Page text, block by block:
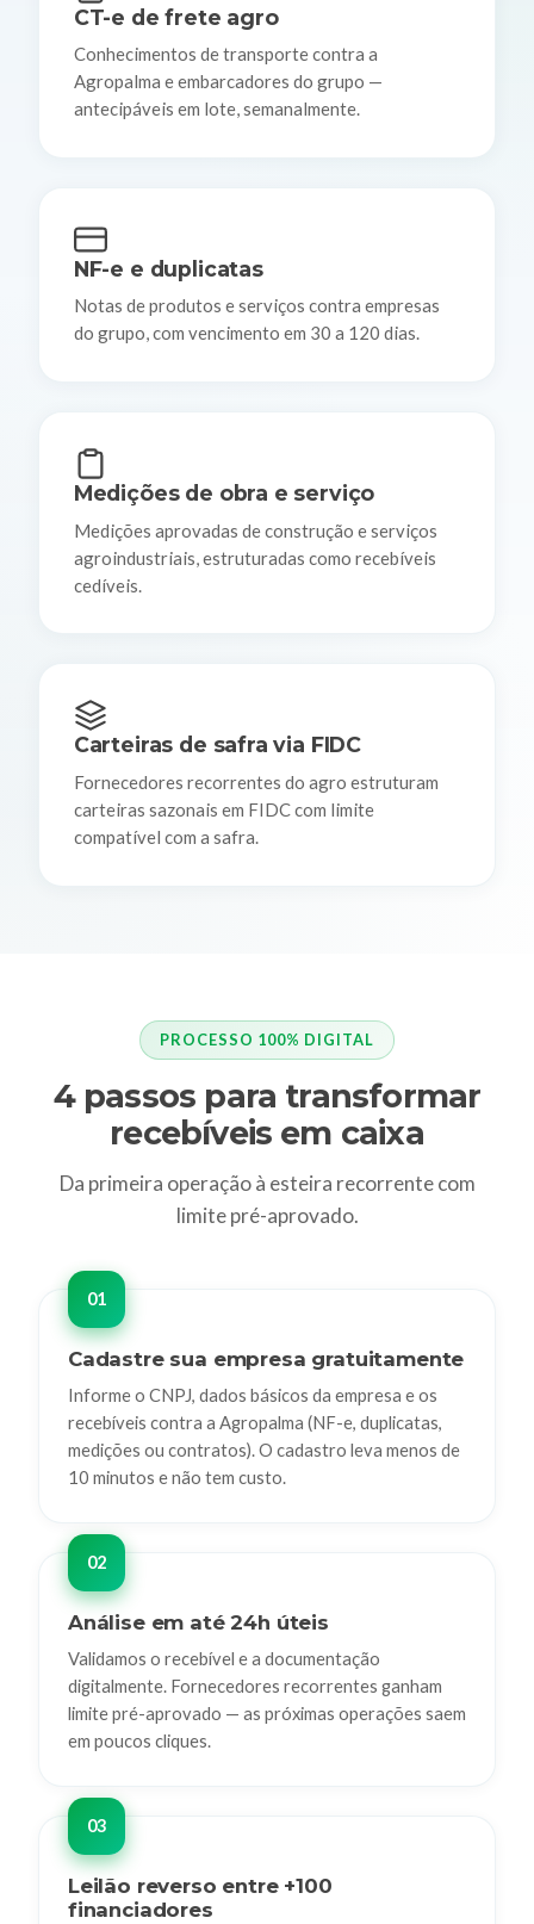
CT-e de frete agro
Conhecimentos de transporte contra a
Agropalma e embarcadores do grupo —
antecipáveis em lote, semanalmente.
NF-e e duplicatas
Notas de produtos e serviços contra empresas
do grupo, com vencimento em 30 a 120 dias.
Medições de obra e serviço
Medições aprovadas de construção e serviços
agroindustriais, estruturadas como recebíveis
cedíveis.
Carteiras de safra via FIDC
Fornecedores recorrentes do agro estruturam
carteiras sazonais em FIDC com limite
compatível com a safra.
PROCESSO 100% DIGITAL
4 passos para transformar
recebíveis em caixa
Da primeira operação à esteira recorrente com
limite pré-aprovado.
Cadastre sua empresa gratuitamente
Informe o CNPJ, dados básicos da empresa e os
recebíveis contra a Agropalma (NF-e, duplicatas,
medições ou contratos). O cadastro leva menos de
10 minutos e não tem custo.
Análise em até 24h úteis
Validamos o recebível e a documentação
digitalmente. Fornecedores recorrentes ganham
limite pré-aprovado — as próximas operações saem
em poucos cliques.
Leilão reverso entre +100
financiadores